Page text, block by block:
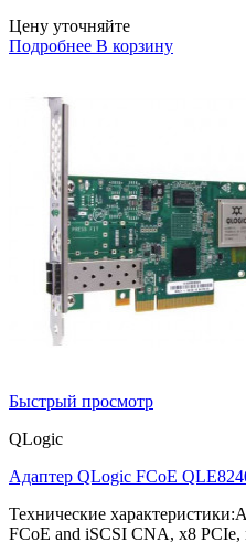
Цену уточняйте
Подробнее В корзину
Быстрый просмотр
QLogic
Адаптер QLogic FCoE
Технические
FCoE and iSCSI CNA, x8 PCIe,